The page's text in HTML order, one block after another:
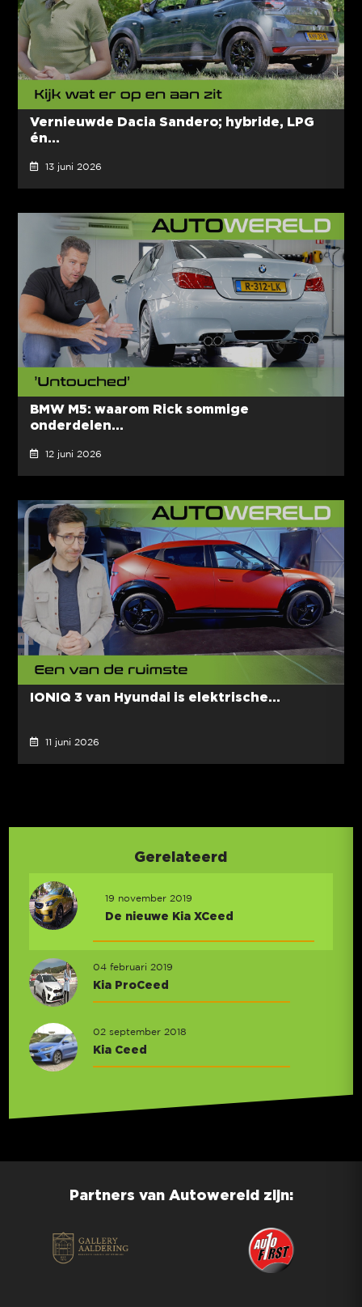
Vernieuwde Dacia Sandero; hybride, LPG
én...
13 juni 2026
BMW M5: waarom Rick sommige
onderdelen...
12 juni 2026
IONIQ 3 van Hyundai is elektrische...
11 juni 2026
Gerelateerd
19 november 2019
De nieuwe Kia XCeed
04 februari 2019
Kia ProCeed
02 september 2018
Kia Ceed
Partners van Autowereld zijn: